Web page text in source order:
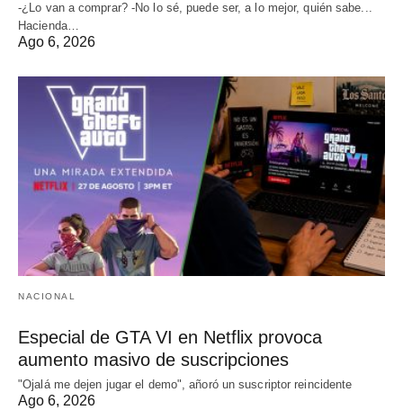
-¿Lo van a comprar? -No lo sé, puede ser, a lo mejor, quién sabe...
Hacienda…
Ago 6, 2026
NACIONAL
Especial de GTA VI en Netflix provoca
aumento masivo de suscripciones
"Ojalá me dejen jugar el demo", añoró un suscriptor reincidente
Ago 6, 2026